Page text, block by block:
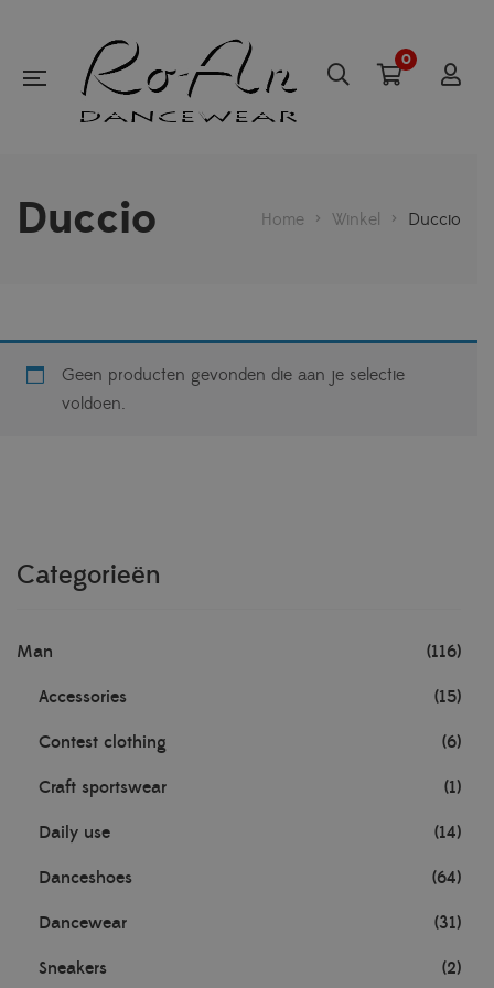
0
Duccio Home > Winkel > Duccio
Geen producten gevonden die aan je selectie
voldoen.
Categorieën
Man (116)
Accessories (15)
Contest clothing (6)
Craft sportswear (1)
Daily use (14)
Danceshoes (64)
Dancewear (31)
Sneakers (2)